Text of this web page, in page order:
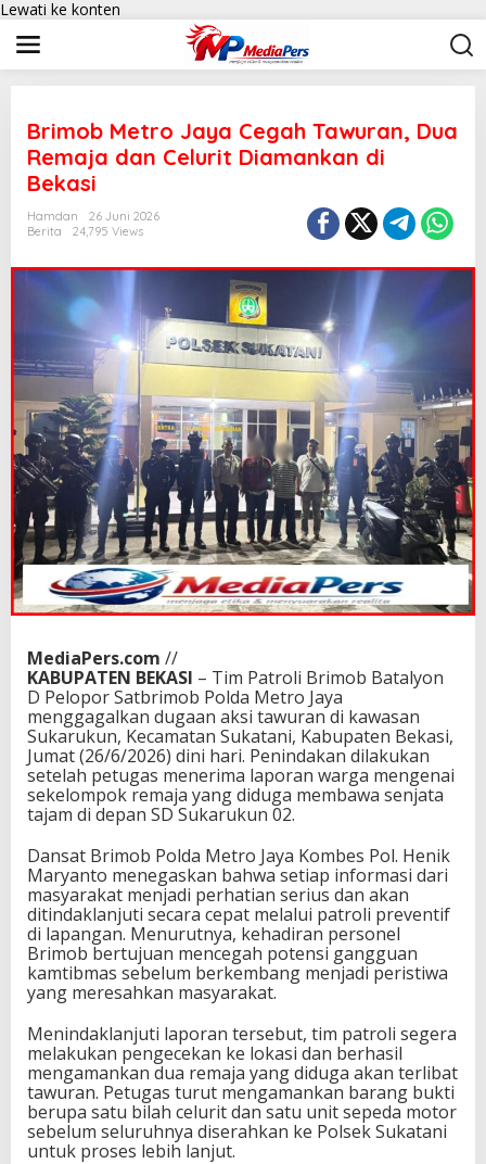
Lewati ke konten
Brimob Metro Jaya Cegah Tawuran, Dua
Remaja dan Celurit Diamankan di
Bekasi
Hamdan
26 Juni 2026
Berita
24,795 Views
MediaPers.com //
KABUPATEN BEKASI – Tim Patroli Brimob Batalyon
D Pelopor Satbrimob Polda Metro Jaya
menggagalkan dugaan aksi tawuran di kawasan
Sukarukun, Kecamatan Sukatani, Kabupaten Bekasi,
Jumat (26/6/2026) dini hari. Penindakan dilakukan
setelah petugas menerima laporan warga mengenai
sekelompok remaja yang diduga membawa senjata
tajam di depan SD Sukarukun 02.
Dansat Brimob Polda Metro Jaya Kombes Pol. Henik
Maryanto menegaskan bahwa setiap informasi dari
masyarakat menjadi perhatian serius dan akan
ditindaklanjuti secara cepat melalui patroli preventif
di lapangan. Menurutnya, kehadiran personel
Brimob bertujuan mencegah potensi gangguan
kamtibmas sebelum berkembang menjadi peristiwa
yang meresahkan masyarakat.
Menindaklanjuti laporan tersebut, tim patroli segera
melakukan pengecekan ke lokasi dan berhasil
mengamankan dua remaja yang diduga akan terlibat
tawuran. Petugas turut mengamankan barang bukti
berupa satu bilah celurit dan satu unit sepeda motor
sebelum seluruhnya diserahkan ke Polsek Sukatani
untuk proses lebih lanjut.